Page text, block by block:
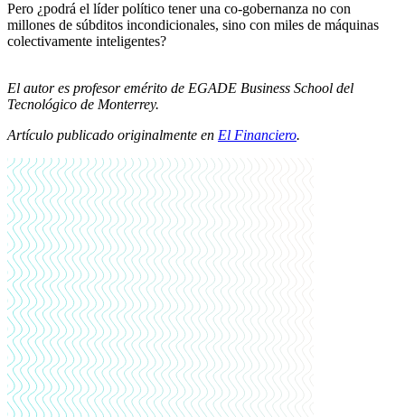
Pero ¿podrá el líder político tener una co-gobernanza no con
millones de súbditos incondicionales, sino con miles de máquinas
colectivamente inteligentes?
El autor es profesor emérito de EGADE Business School del
Tecnológico de Monterrey.
Artículo publicado originalmente en El Financiero.